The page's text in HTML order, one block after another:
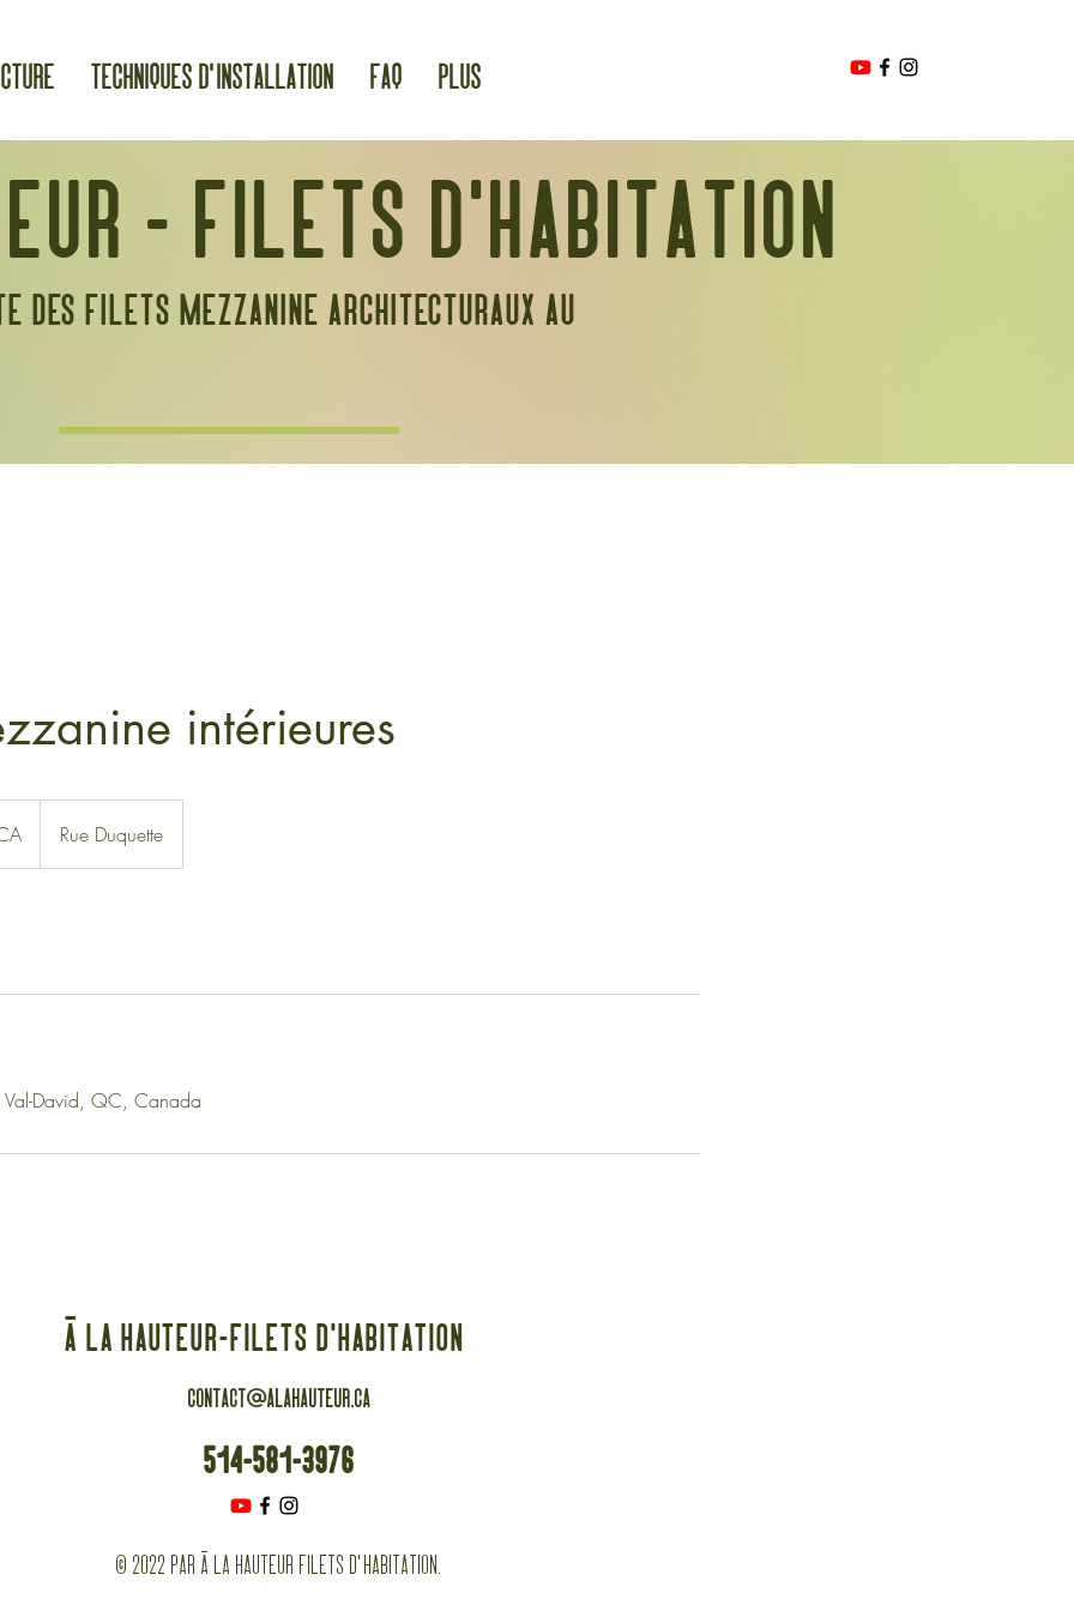
Techniques d'installation FAQ Plus
- filets d'habitation
des filets mezzanine architecturaux au
intérieures
Rue Duquette
Val-David, QC, Canada
À la hauteur-filets d'habitation
contact@alahauteur.ca
514-581-3976
© 2022 par À la hauteur filets d'habitation.